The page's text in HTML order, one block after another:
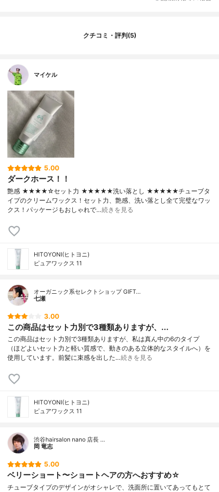
ン、メチルイソチアゾリノン、フェノキシ
クチコミ・評判(5)
マイケル
5.00
ダークホース！！
艶感 ★★★★☆セット力 ★★★★★洗い落とし ★★★★★チューブタ
イプのクリームワックス！セット力、艶感、洗い落とし全て完璧なワッ
クス！パッケージもおしゃれで…続きを見る
HITOYONI(ヒトヨニ)
ピュアワックス 11
オーガニック系セレクトショップ GIFT…
七瀬
3.00
この商品はセット力別で3種類ありますが、...
この商品はセット力別で3種類ありますが、私は真ん中の6のタイプ
（ほどよいセット力と軽い質感で、動きのある立体的なスタイルへ）を
使用しています。前髪に束感を出した…続きを見る
HITOYONI(ヒトヨニ)
ピュアワックス 11
渋谷hairsalon nano 店長 …
岡 竜志
5.00
ベリーショート〜ショートヘアの方へおすすめ☆
チューブタイプのデザインがオシャレで、洗面所に置いてあってもとて